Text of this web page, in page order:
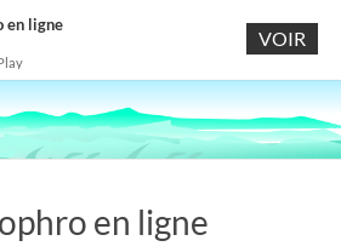
en ligne
en ligne
VOIR